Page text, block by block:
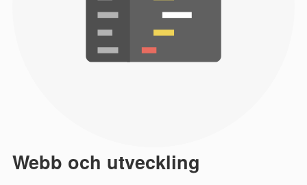
Webb och utveckling